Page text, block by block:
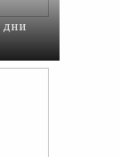
дни